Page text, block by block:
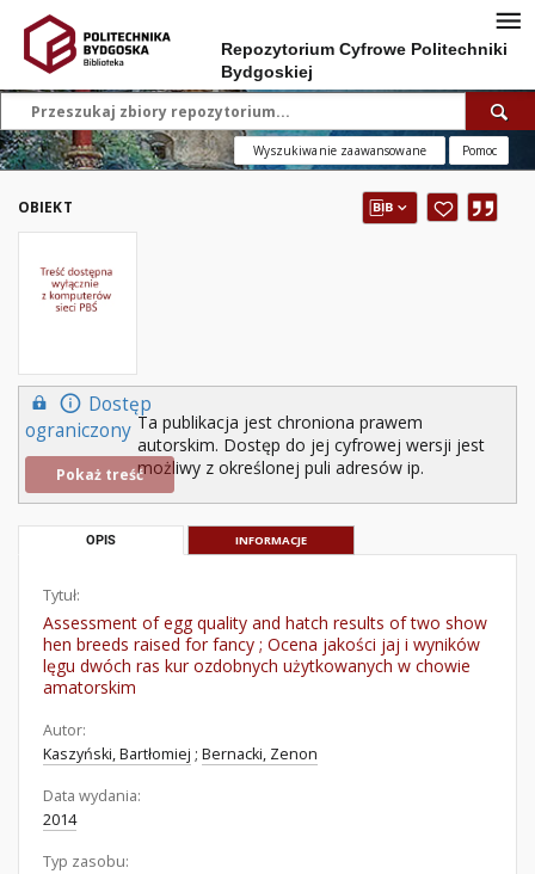
Repozytorium Cyfrowe Politechniki
Bydgoskiej
Wyszukiwanie zaawansowane Pomoc
OBIEKT
Dostęp
ograniczony
Pokaż treść
Ta publikacja jest chroniona prawem
autorskim. Dostęp do jej cyfrowej wersji jest
możliwy z określonej puli adresów ip.
OPIS INFORMACJE
Tytuł:
Assessment of egg quality and hatch results of two show
hen breeds raised for fancy ; Ocena jakości jaj i wyników
lęgu dwóch ras kur ozdobnych użytkowanych w chowie
amatorskim
Autor:
Kaszyński, Bartłomiej ; Bernacki, Zenon
Data wydania:
2014
Typ zasobu: